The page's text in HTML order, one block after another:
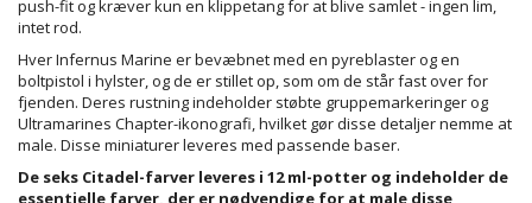
push-fit og kræver kun en klippetang for at blive samlet - ingen lim,
intet rod.
Hver Infernus Marine er bevæbnet med en pyreblaster og en
boltpistol i hylster, og de er stillet op, som om de står fast over for
fjenden. Deres rustning indeholder støbte gruppemarkeringer og
Ultramarines Chapter-ikonografi, hvilket gør disse detaljer nemme at
male. Disse miniaturer leveres med passende baser.
De seks Citadel-farver leveres i 12 ml-potter og indeholder de
essentielle farver, der er nødvendige for at male disse